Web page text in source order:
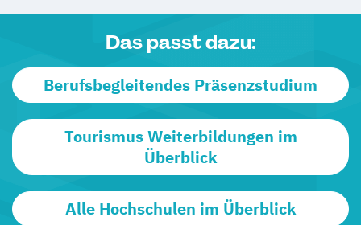
Das passt dazu:
Berufsbegleitendes Präsenzstudium
Tourismus Weiterbildungen im
Überblick
Alle Hochschulen im Überblick